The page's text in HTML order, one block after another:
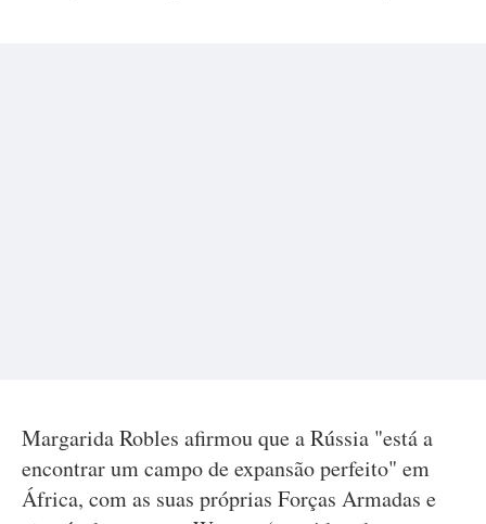
Margarida Robles afirmou que a Rússia "está a
encontrar um campo de expansão perfeito" em
África, com as suas próprias Forças Armadas e